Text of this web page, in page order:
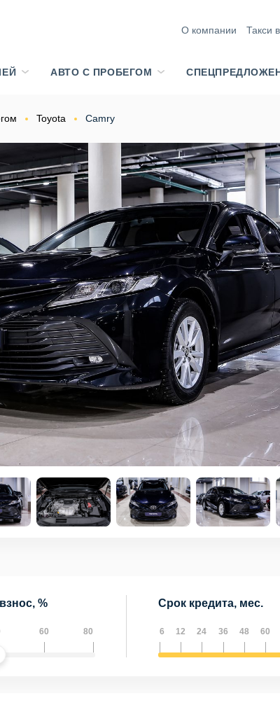
О компании Такси
АВТО С ПРОБЕГОМ
Toyota Camry
%
60 80
Срок кредита, мес.
6 12 24 36 48 60